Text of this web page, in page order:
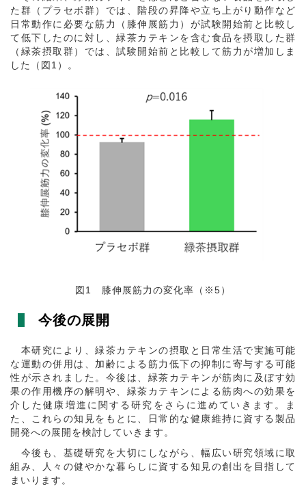
た群（プラセボ群）では、階段の昇降や立ち上がり動作など
日常動作に必要な筋力（膝伸展筋力）が試験開始前と比較し
て低下したのに対し、緑茶カテキンを含む食品を摂取した群
（緑茶摂取群）では、試験開始前と比較して筋力が増加しま
した（図1）。
図1 膝伸展筋力の変化率（ ※5）
今後の展開
本研究により、緑茶カテキンの摂取と日常生活で実施可能
な運動の併用は、加齢による筋力低下の抑制に寄与する可能
性が示されました。今後は、緑茶カテキンが筋肉に及ぼす効
果の作用機序の解明や、緑茶カテキンによる筋肉への効果を
介した健康増進に関する研究をさらに進めていきます。ま
た、これらの知見をもとに、日常的な健康維持に資する製品
開発への展開を検討していきます。
今後も、基礎研究を大切にしながら、幅広い研究領域に取
組み、人々の健やかな暮らしに資する知見の創出を目指して
まいります。